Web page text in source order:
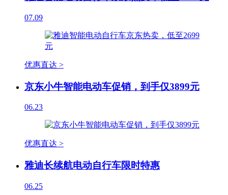
07.09
优惠直达 >
京东小牛智能电动车促销，到手仅3899元
06.23
优惠直达 >
雅迪长续航电动自行车限时特惠
06.25